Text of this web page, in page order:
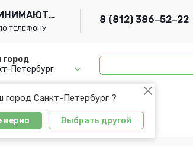
НЕ ПРИНИМАЮТСЯ
ТЕЛЕФОНУ
8 (812) 386‒52‒22
город
Петербург
город Санкт-Петербург ?
верно Выбрать другой